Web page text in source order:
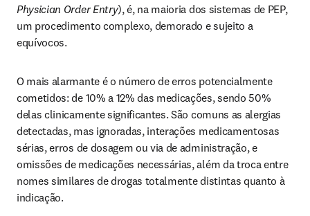
Physician Order Entry), é, na maioria dos sistemas de PEP,
um procedimento complexo, demorado e sujeito a
equívocos.
O mais alarmante é o número de erros potencialmente
cometidos: de 10% a 12% das medicações, sendo 50%
delas clinicamente significantes. São comuns as alergias
detectadas, mas ignoradas, interações medicamentosas
sérias, erros de dosagem ou via de administração, e
omissões de medicações necessárias, além da troca entre
nomes similares de drogas totalmente distintas quanto à
indicação.